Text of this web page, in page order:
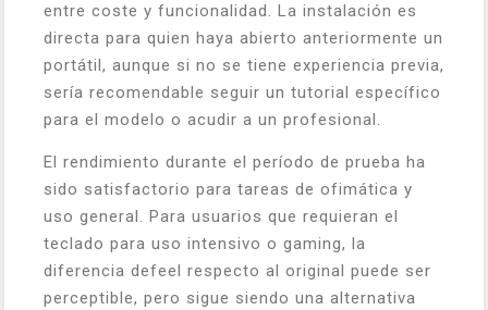
entre coste y funcionalidad. La instalación es
directa para quien haya abierto anteriormente un
portátil, aunque si no se tiene experiencia previa,
sería recomendable seguir un tutorial específico
para el modelo o acudir a un profesional.
El rendimiento durante el período de prueba ha
sido satisfactorio para tareas de ofimática y
uso general. Para usuarios que requieran el
teclado para uso intensivo o gaming, la
diferencia defeel respecto al original puede ser
perceptible, pero sigue siendo una alternativa